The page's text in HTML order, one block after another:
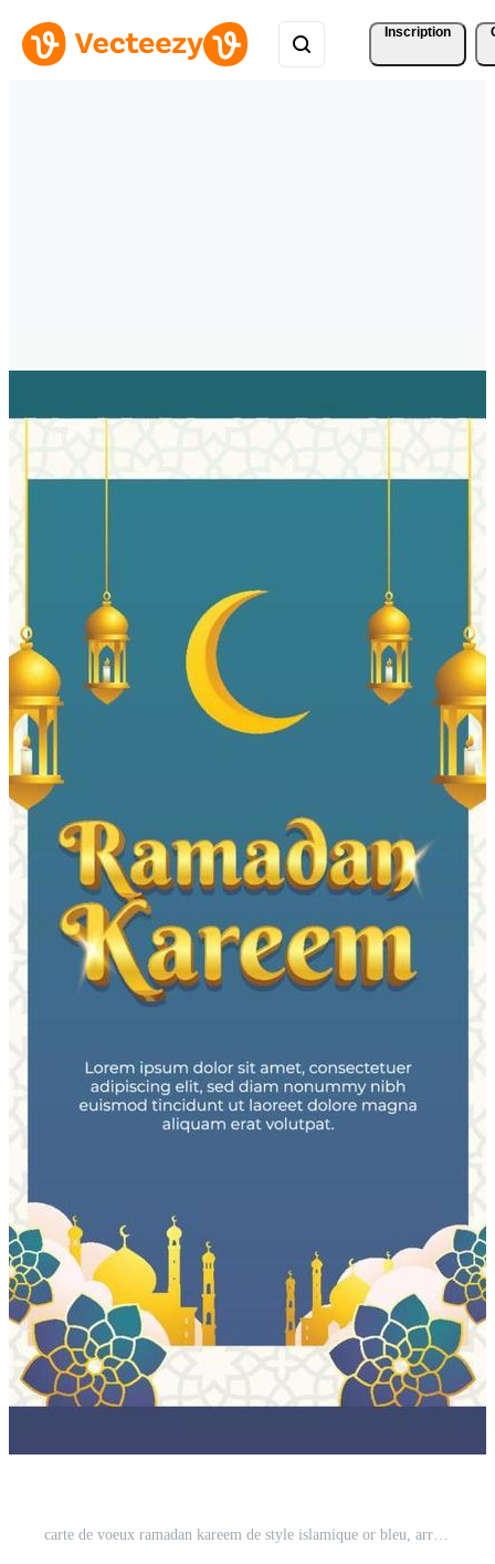
Inscription
carte de voeux ramadan kareem de style islamique or bleu, arrière-plan, bannière et ensemble de modèles d'histoire de médias sociaux Vecteur Pro